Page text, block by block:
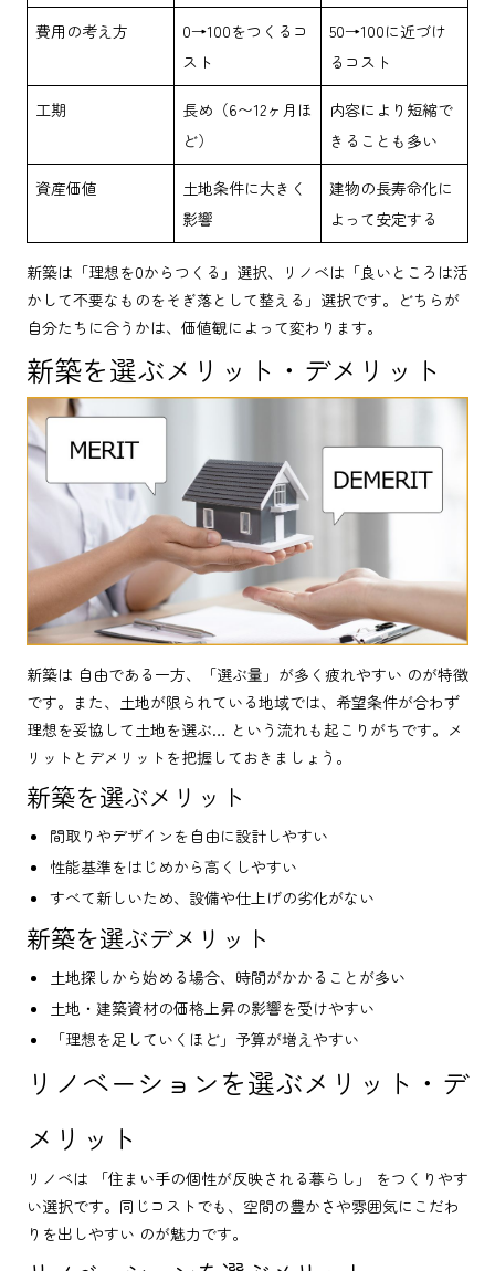
費用の考え方
0→100をつくるコ
スト
50→100に近づけ
るコスト
工期
長め（6〜12ヶ月ほ
ど）
内容により短縮で
きることも多い
資産価値
土地条件に大きく
影響
建物の長寿命化に
よって安定する
新築は「理想を0からつくる」選択、リノベは「良いところは活
かして不要なものをそぎ落として整える」選択です。どちらが
自分たちに合うかは、価値観によって変わります。
新築を選ぶメリット・デメリット
新築は 自由である一方、「選ぶ量」が多く疲れやすい のが特徴
です。また、土地が限られている地域では、希望条件が合わず
理想を妥協して土地を選ぶ… という流れも起こりがちです。メ
リットとデメリットを把握しておきましょう。
新築を選ぶメリット
間取りやデザインを自由に設計しやすい
性能基準をはじめから高くしやすい
すべて新しいため、設備や仕上げの劣化がない
新築を選ぶデメリット
土地探しから始める場合、時間がかかることが多い
土地・建築資材の価格上昇の影響を受けやすい
「理想を足していくほど」予算が増えやすい
リノベーションを選ぶメリット・デ
メリット
リノベは 「住まい手の個性が反映される暮らし」 をつくりやす
い選択です。同じコストでも、空間の豊かさや雰囲気にこだわ
りを出しやすい のが魅力です。